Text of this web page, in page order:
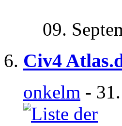
09.
Civ4
onkelm -